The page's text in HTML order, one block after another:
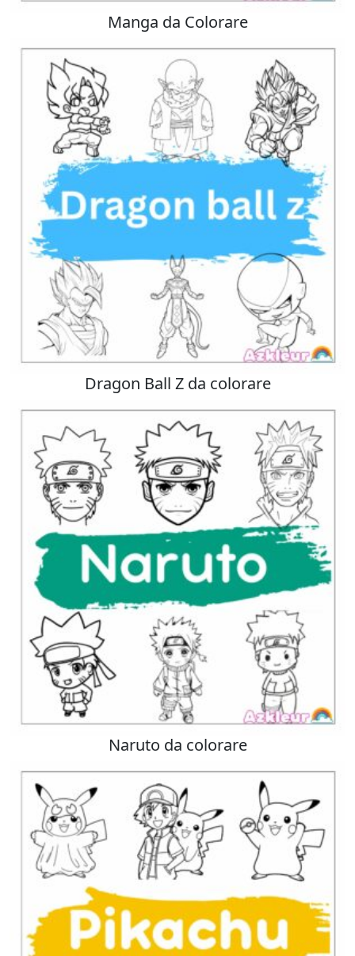
Manga da Colorare
Dragon Ball Z da colorare
Naruto da colorare